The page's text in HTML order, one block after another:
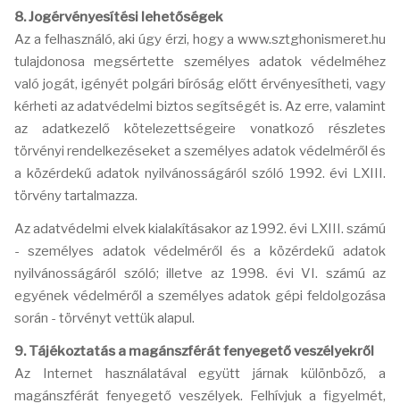
8. Jogérvényesítési lehetőségek
Az a felhasználó, aki úgy érzi, hogy a www.sztghonismeret.hu
tulajdonosa megsértette személyes adatok védelméhez
való jogát, igényét polgári bíróság előtt érvényesítheti, vagy
kérheti az adatvédelmi biztos segítségét is. Az erre, valamint
az adatkezelő kötelezettségeire vonatkozó részletes
törvényi rendelkezéseket a személyes adatok védelméről és
a közérdekű adatok nyilvánosságáról szóló 1992. évi LXIII.
törvény tartalmazza.
Az adatvédelmi elvek kialakításakor az 1992. évi LXIII. számú
- személyes adatok védelméről és a közérdekű adatok
nyilvánosságáról szóló; illetve az 1998. évi VI. számú az
egyének védelméről a személyes adatok gépi feldolgozása
során - törvényt vettük alapul.
9. Tájékoztatás a magánszférát fenyegető veszélyekről
Az Internet használatával együtt járnak különböző, a
magánszférát fenyegető veszélyek. Felhívjuk a figyelmét,